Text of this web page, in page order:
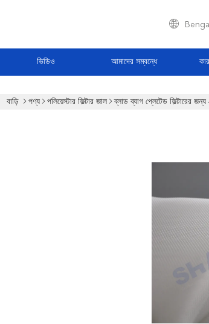
ভিডিও আমাদের সম্বন্ধে
বাড়ি পণ্য পলিয়েস্টার ফিল্টার জাল ব্লাড ব্যাগ প্লেটেড ফিল্টারের